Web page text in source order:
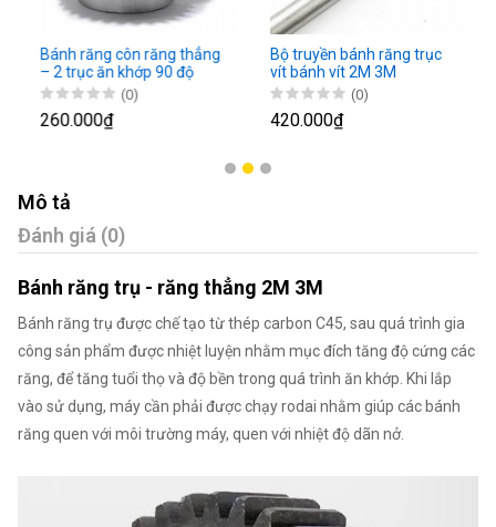
Bánh răng côn răng thẳng
– 2 trục ăn khớp 90 độ
(0)
260.000₫
Bộ truyền bánh răng trục
vít bánh vít 2M 3M
(0)
420.000₫
Mô tả
Đánh giá (0)
Bánh răng trụ - răng thẳng 2M 3M
Bánh răng trụ được chế tạo từ thép carbon C45, sau quá trình gia
công sản phẩm được nhiệt luyện nhằm mục đích tăng độ cứng các
răng, để tăng tuổi thọ và độ bền trong quá trình ăn khớp. Khi lắp
vào sử dụng, máy cần phải được chạy rodai nhằm giúp các bánh
răng quen với môi trường máy, quen với nhiệt độ dãn nở.